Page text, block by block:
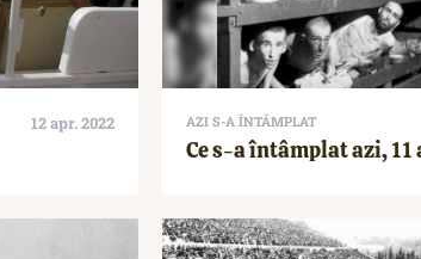
12 apr. 2022 AZI S-A ÎNTÂMPLAT
Ce s-a întâmplat azi,